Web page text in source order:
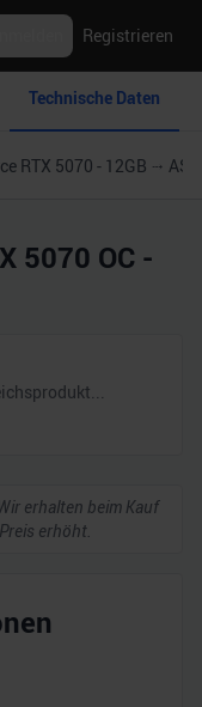
Registrieren
Technische Daten
RTX 5070 - 12GB
5070 OC -
erhalten beim Kauf
erhöht.